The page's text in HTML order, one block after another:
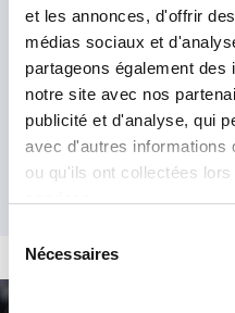
et les annonces, d'offrir
médias sociaux et
partageons également
notre site avec nos
publicité et d'analyse, qui
avec d'autres informations
ou qu'ils ont collectées
consentement
Nécessaires
J'ai lu et j'accepte laPolitique